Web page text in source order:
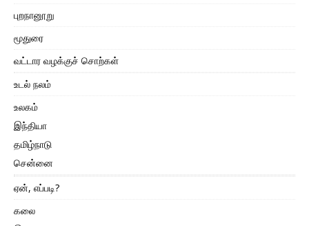
புறநானூறு
மூதுரை
வட்டார வழக்குச் சொற்கள்
உடல் நலம்
உலகம்
இந்தியா
தமிழ்நாடு
சென்னை
ஏன், எப்படி?
கலை